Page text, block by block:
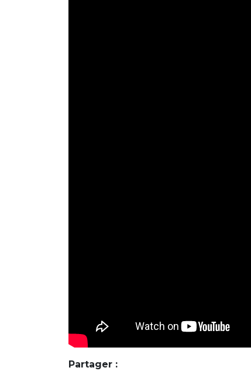
Partager :